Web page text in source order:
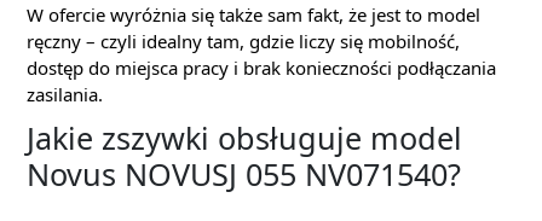
W ofercie wyróżnia się także sam fakt, że jest to model
ręczny – czyli idealny tam, gdzie liczy się mobilność,
dostęp do miejsca pracy i brak konieczności podłączania
zasilania.
Jakie zszywki obsługuje model
Novus NOVUSJ 055 NV071540?